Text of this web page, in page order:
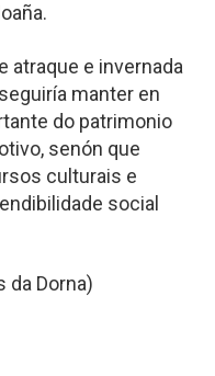
atraque e invernada
manter en
do patrimonio
senón que
culturais e
social
da Dorna)